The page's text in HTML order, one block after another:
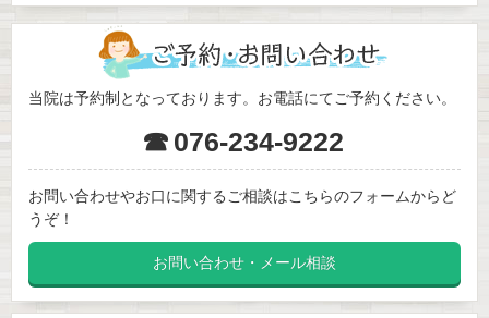
お口の健康は、全身の健康と密接に関わっています。
しっかり噛んで食事を楽しむことは、体と心の健康を
守るためにも欠かせません。
実は、むし歯や歯周病といったお口のトラブルの多く
は、「細菌」が原因です。
そしてこの細菌は、歯ブラシだけで完全に落とすのが
難しいほど強力。
どんなに毎日きちんと磨いている方でも、セルフケア
だけでは防ぎきれないのが現実です。
当院は予約制となっております。お電話にてご予約ください。
☎076-234-9222
お問い合わせやお口に関するご相談はこちらのフォームからど
うぞ！
お問い合わせ・メール相談